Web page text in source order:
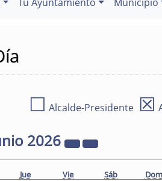
☐ Alcalde-Presidente ☒
2026
Jue Vie Sáb Dom